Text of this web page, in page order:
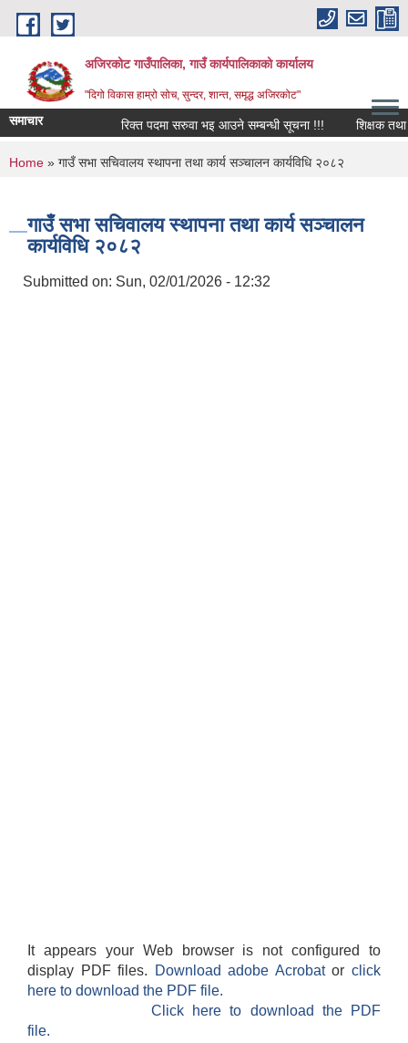
Skip to main content
अजिरकोट गाउँपालिका, गाउँ कार्यपालिकाको कार्यालय
"दिगो विकास हाम्रो सोच, सुन्दर, शान्त, समृद्ध अजिरकोट"
समाचार रिक्त पदमा सरुवा भइ आउने सम्बन्धी सूचना !!! शिक्षक तथा
You are here
Home » गाउँ सभा सचिवालय स्थापना तथा कार्य सञ्चालन कार्यविधि २०८२
गाउँ सभा सचिवालय स्थापना तथा कार्य सञ्चालन
कार्यविधि २०८२
Submitted on: Sun, 02/01/2026 - 12:32
It appears your Web browser is not configured to
display PDF files.
Download adobe Acrobatorclick
here to download the PDF file.
Click here to download the PDF
file.